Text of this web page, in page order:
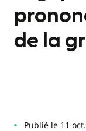
de la
Publié le 11